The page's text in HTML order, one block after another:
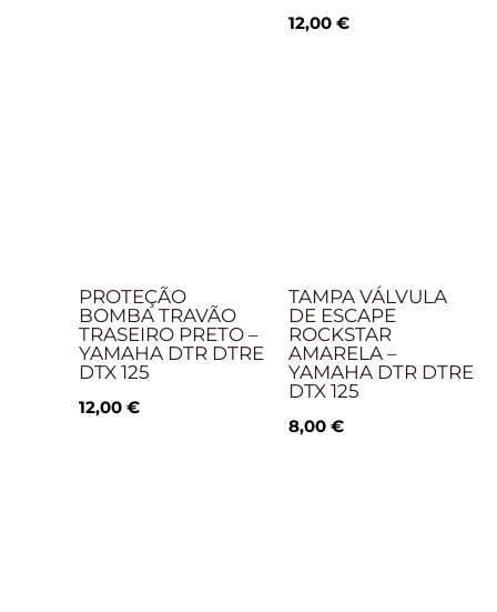
12,00 €
PROTEÇÃO
BOMBA TRAVÃO
TRASEIRO PRETO –
YAMAHA DTR DTRE
DTX 125
12,00 €
TAMPA VÁLVULA
DE ESCAPE
ROCKSTAR
AMARELA –
YAMAHA DTR DTRE
DTX 125
8,00 €